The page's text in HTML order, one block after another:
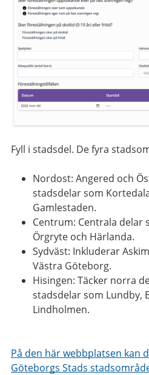
Fyll i stadsdel. De fyra
Nordost: Angered och
stadsdelar som
Gamlestaden.
Centrum: Centrala delar
Örgryte och Härlanda.
Sydväst: Inkluderar
Västra Göteborg.
Hisingen: Täcker norra
stadsdelar som Lundby,
Lindholmen.
På den här webbplatsen kan
Göteborgs Stads